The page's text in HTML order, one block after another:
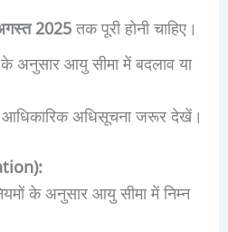
2025तक पूरी होनी चाहिए।
के अनुसार आयु सीमा में बदलाव या
अधिसूचना जरूर देखें।
के अनुसार आयु सीमा में निम्न